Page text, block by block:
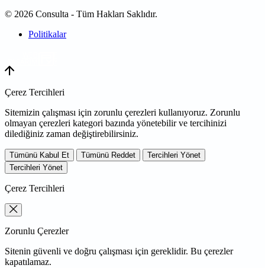
© 2026 Consulta - Tüm Hakları Saklıdır.
Politikalar
Çerez Tercihleri
Sitemizin çalışması için zorunlu çerezleri kullanıyoruz. Zorunlu
olmayan çerezleri kategori bazında yönetebilir ve tercihinizi
dilediğiniz zaman değiştirebilirsiniz.
Tümünü Kabul Et Tümünü Reddet
Tercihleri Yönet
Tercihleri Yönet
Çerez Tercihleri
Zorunlu Çerezler
Sitenin güvenli ve doğru çalışması için gereklidir. Bu çerezler
kapatılamaz.